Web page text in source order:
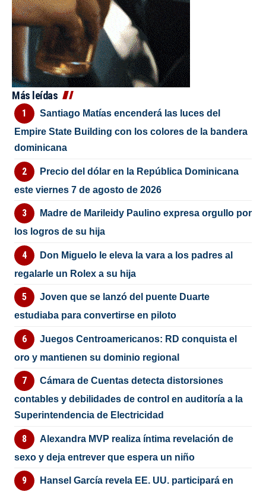
Más leídas
Santiago Matías encenderá las luces del
Empire State Building con los colores de la bandera
dominicana
Precio del dólar en la República Dominicana
este viernes 7 de agosto de 2026
Madre de Marileidy Paulino expresa orgullo por
los logros de su hija
Don Miguelo le eleva la vara a los padres al
regalarle un Rolex a su hija
Joven que se lanzó del puente Duarte
estudiaba para convertirse en piloto
Juegos Centroamericanos: RD conquista el
oro y mantienen su dominio regional
Cámara de Cuentas detecta distorsiones
contables y debilidades de control en auditoría a la
Superintendencia de Electricidad
Alexandra MVP realiza íntima revelación de
sexo y deja entrever que espera un niño
Hansel García revela EE. UU. participará en